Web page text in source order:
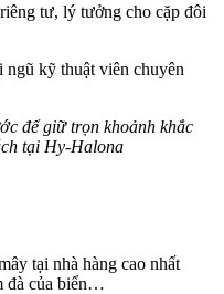
tư, lý tưởng cho cặp đôi
kỹ thuật viên chuyên
để giữ trọn khoảnh khắc
tại Hy-Halona
tại nhà hàng cao nhất
đà của biển…